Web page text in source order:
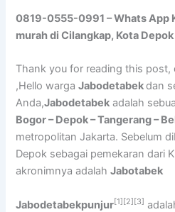
0819-0555-0991 – Whats App
murah di Cilangkap, Kota Depok
Thank you for reading this
,Hello wargaJabodetabekdan
Anda,Jabodetabek adalah
Bogor – Depok – Tangerang –
metropolitan Jakarta. Sebelum
Depok sebagai pemekaran dari
akronimnya adalahJabotabek
Jabodetabekpunjur[1] [2] [3]